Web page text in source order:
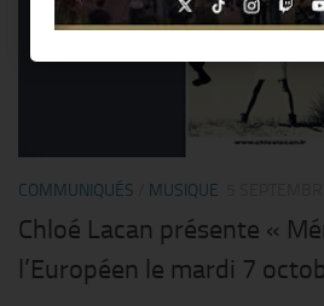
COMMUNIQUÉS MUSIQUE
Chloé Lacan présente «
l’Européen le mardi 7